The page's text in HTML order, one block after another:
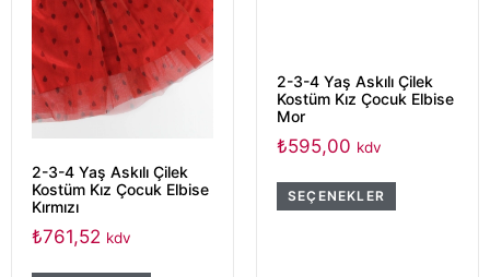
2-3-4 Yaş Askılı Çilek
Kostüm Kız Çocuk Elbise
Kırmızı
₺761,52 kdv
2-3-4 Yaş Askılı Çilek
Kostüm Kız Çocuk Elbise
Mor
₺595,00 kdv
SEÇENEKLER